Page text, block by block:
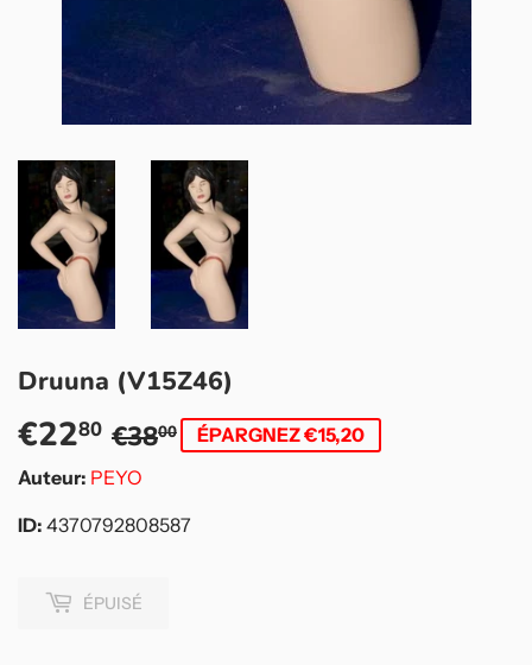
Druuna (V15Z46)
€2280 €3800Prix
€38,00
Prix
€22,80
ÉPARGNEZ €15,20
Auteur: PEYO
ID: 4370792808587
ÉPUISÉ